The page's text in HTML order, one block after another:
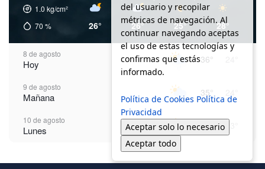
1.0 kg/cm²
70 % 26° 26° 25° 28°
8 de agosto
Hoy 36°
9 de agosto
Mañana 35°
10 de agosto
Lunes 35°
Martes 35° 24°
del usuario y recopilar
métricas de navegación. Al
continuar navegando aceptas
el uso de estas tecnologías y
confirmas que estás
informado.
Política de Cookies Política de
Privacidad
Aceptar solo lo necesario
Aceptar todo